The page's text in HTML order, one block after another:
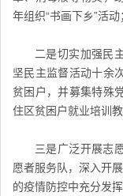
年组织“书画下乡”活
二是切实加强民
坚民主监督活动十余
贫困户，并募集特殊
住区贫困户就业培训教
三是广泛开展志
愿者服务队，深入开
的疫情防控中充分发